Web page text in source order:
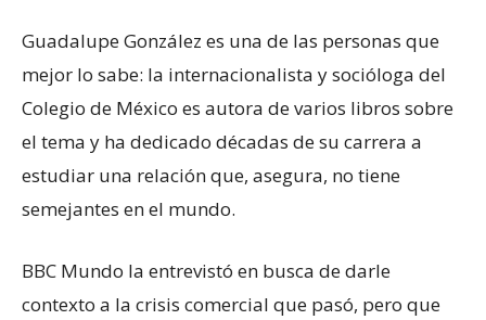
Guadalupe González es una de las personas que
mejor lo sabe: la internacionalista y socióloga del
Colegio de México es autora de varios libros sobre
el tema y ha dedicado décadas de su carrera a
estudiar una relación que, asegura, no tiene
semejantes en el mundo.
BBC Mundo la entrevistó en busca de darle
contexto a la crisis comercial que pasó, pero que